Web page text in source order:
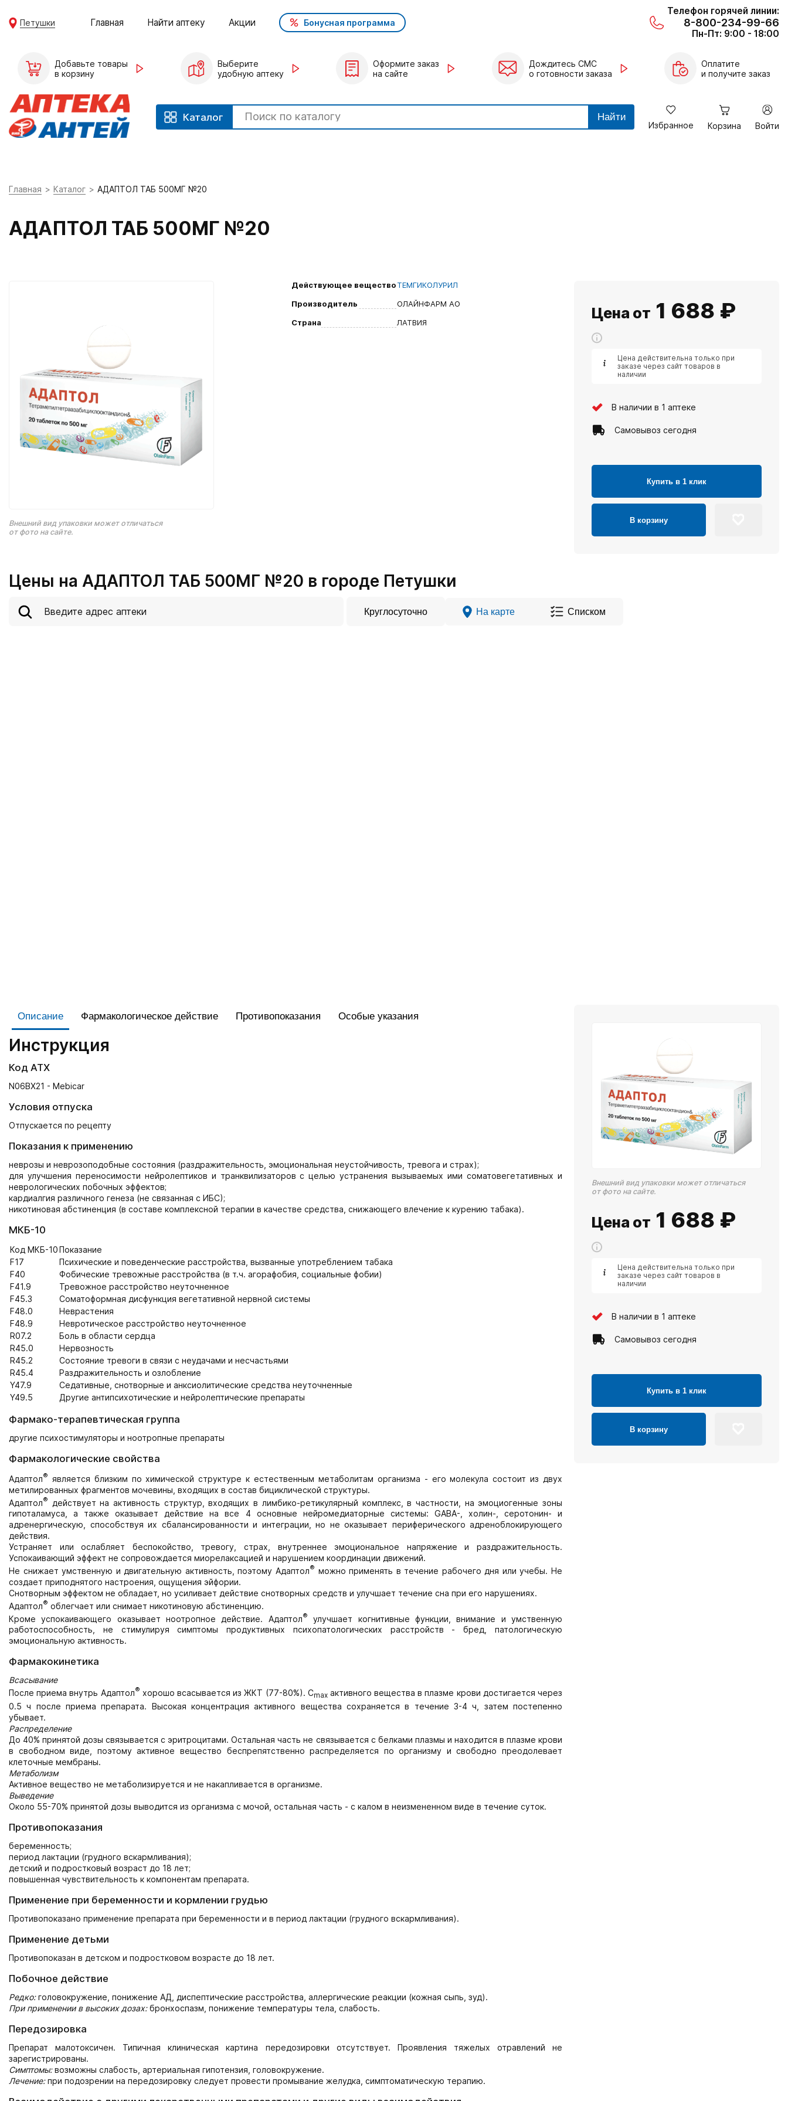
Петушки Главная Найти аптеку Акции Бонусная программа
Телефон горячей линии:
8-800-234-99-66
Пн-Пт: 9:00 - 18:00
Добавьте товары
в корзину
Выберите
удобную аптеку
Оформите заказ
на сайте
Дождитесь СМС
о готовности заказа
Оплатите
и получите заказ
Каталог Найти
Избранное Корзина Войти
Главная Каталог АДАПТОЛ ТАБ 500МГ №20
АДАПТОЛ ТАБ 500МГ №20
Внешний вид упаковки может отличаться
от фото на сайте.
Действующее веществоТЕМГИКОЛУРИЛ
Производитель
ОЛАЙНФАРМ АО
Страна
ЛАТВИЯ
Цена от 1 688 ₽
Цена действительна только при
заказе через сайт товаров в
наличии
В наличии в 1 аптеке
Самовывоз сегодня
Купить в 1 клик
В корзину
Цены на АДАПТОЛ ТАБ 500МГ №20 в городе Петушки
Круглосуточно На карте Списком
Описание Фармакологическое действие Противопоказания Особые указания
Инструкция
Код АТХ
N06BX21 - Mebicar
Условия отпуска
Отпускается по рецепту
Показания к применению
неврозы и неврозоподобные состояния (раздражительность, эмоциональная неустойчивость, тревога и страх);
для улучшения переносимости нейролептиков и транквилизаторов с целью устранения вызываемых ими соматовегетативных и
неврологических побочных эффектов;
кардиалгия различного генеза (не связанная с ИБС);
никотиновая абстиненция (в составе комплексной терапии в качестве средства, снижающего влечение к курению табака).
МКБ-10
Код МКБ-10Показание
F17
Психические и поведенческие расстройства, вызванные употреблением табака
F40
Фобические тревожные расстройства (в т.ч. агорафобия, социальные фобии)
F41.9
Тревожное расстройство неуточненное
F45.3
Соматоформная дисфункция вегетативной нервной системы
F48.0
Неврастения
F48.9
Невротическое расстройство неуточненное
R07.2
Боль в области сердца
R45.0
Нервозность
R45.2
Состояние тревоги в связи с неудачами и несчастьями
R45.4
Раздражительность и озлобление
Y47.9
Седативные, снотворные и анксиолитические средства неуточненные
Y49.5
Другие антипсихотические и нейролептические препараты
Фармако-терапевтическая группа
другие психостимуляторы и ноотропные препараты
Фармакологические свойства
Адаптол® является близким по химической структуре к естественным метаболитам организма - его молекула состоит из двух
метилированных фрагментов мочевины, входящих в состав бициклической структуры.
Адаптол®
действует на активность структур, входящих в лимбико-ретикулярный комплекс, в частности, на эмоциогенные зоны
гипоталамуса, а также оказывает действие на все 4 основные нейромедиаторные системы: GABA-, холин-, серотонин- и
адренергическую, способствуя их сбалансированности и интеграции, но не оказывает периферического адреноблокирующего
действия.
Устраняет или ослабляет беспокойство, тревогу, страх, внутреннее эмоциональное напряжение и раздражительность.
Успокаивающий эффект не сопровождается миорелаксацией и нарушением координации движений.
Не снижает умственную и двигательную активность, поэтому Адаптол® можно применять в течение рабочего дня или учебы. Не
создает приподнятого настроения, ощущения эйфории.
Снотворным эффектом не обладает, но усиливает действие снотворных средств и улучшает течение сна при его нарушениях.
Адаптол® облегчает или снимает никотиновую абстиненцию.
Кроме успокаивающего оказывает ноотропное действие. Адаптол®
улучшает когнитивные функции, внимание и умственную
работоспособность, не стимулируя симптомы продуктивных психопатологических расстройств - бред, патологическую
эмоциональную активность.
Фармакокинетика
Всасывание
После приема внутрь Адаптол® хорошо всасывается из ЖКТ (77-80%). Cmaxактивного вещества в плазме крови достигается через
0.5 ч после приема препарата. Высокая концентрация активного вещества сохраняется в течение 3-4 ч, затем постепенно
убывает.
Распределение
До 40% принятой дозы связывается с эритроцитами. Остальная часть не связывается с белками плазмы и находится в плазме крови
в свободном виде, поэтому активное вещество беспрепятственно распределяется по организму и свободно преодолевает
клеточные мембраны.
Метаболизм
Активное вещество не метаболизируется и не накапливается в организме.
Выведение
Около 55-70% принятой дозы выводится из организма с мочой, остальная часть - с калом в неизмененном виде в течение суток.
Противопоказания
беременность;
период лактации (грудного вскармливания);
детский и подростковый возраст до 18 лет;
повышенная чувствительность к компонентам препарата.
Применение при беременности и кормлении грудью
Противопоказано применение препарата при беременности и в период лактации (грудного вскармливания).
Применение детьми
Противопоказан в детском и подростковом возрасте до 18 лет.
Побочное действие
Редко:головокружение, понижение АД, диспептические расстройства, аллергические реакции (кожная сыпь, зуд).
При применении в высоких дозах:бронхоспазм, понижение температуры тела, слабость.
Передозировка
Препарат малотоксичен. Типичная клиническая картина передозировки отсутствует. Проявления тяжелых отравлений не
зарегистрированы.
Симптомы:возможны слабость, артериальная гипотензия, головокружение.
Лечение:при подозрении на передозировку следует провести промывание желудка, симптоматическую терапию.
Внешний вид упаковки может отличаться
от фото на сайте.
Цена от 1 688 ₽
Цена действительна только при
заказе через сайт товаров в
наличии
В наличии в 1 аптеке
Самовывоз сегодня
Купить в 1 клик
В корзину